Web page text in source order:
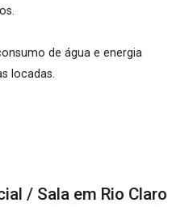
de água e energia
locadas.
/ Sala em Rio Claro